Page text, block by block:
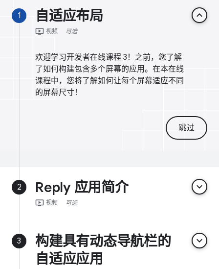
1 自适应布局 keyboard_arrow_up
ondemand_video 视频 可选
欢迎学习开发者在线课程 3！之前，您了解
了如何构建包含多个屏幕的应用。在本在线
课程中，您将了解如何让每个屏幕适应不同
的屏幕尺寸！
跳过
2 Reply 应用简介 keyboard_arrow_down
ondemand_video 视频 可选
3
构建具有动态导航栏的
自适应应用
keyboard_arrow_down